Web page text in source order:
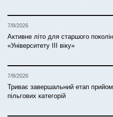
7/8/2026
Активне літо для старшого
«Університету ІІІ віку»
7/8/2026
Триває завершальний етап
пільгових категорій